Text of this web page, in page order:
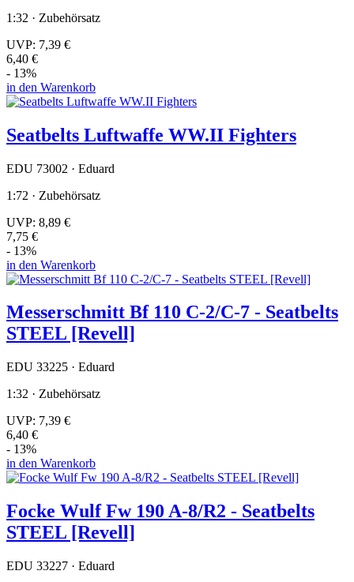
1:32 · Zubehörsatz
UVP: 7,39 €
6,40 €
- 13%
in den Warenkorb
Seatbelts Luftwaffe WW.II Fighters
EDU 73002 · Eduard
1:72 · Zubehörsatz
UVP: 8,89 €
7,75 €
- 13%
in den Warenkorb
Messerschmitt Bf 110 C-2/C-7 - Seatbelts
STEEL [Revell]
EDU 33225 · Eduard
1:32 · Zubehörsatz
UVP: 7,39 €
6,40 €
- 13%
in den Warenkorb
Focke Wulf Fw 190 A-8/R2 - Seatbelts
STEEL [Revell]
EDU 33227 · Eduard